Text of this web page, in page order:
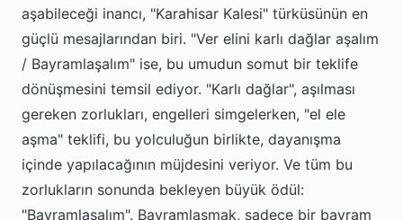
aşabileceği inancı, "Karahisar Kalesi" türküsünün en
güçlü mesajlarından biri. "Ver elini karlı dağlar aşalım
/ Bayramlaşalım" ise, bu umudun somut bir teklife
dönüşmesini temsil ediyor. "Karlı dağlar", aşılması
gereken zorlukları, engelleri simgelerken, "el ele
aşma" teklifi, bu yolculuğun birlikte, dayanışma
içinde yapılacağının müjdesini veriyor. Ve tüm bu
zorlukların sonunda bekleyen büyük ödül:
"Bayramlaşalım". Bayramlaşmak, sadece bir bayram